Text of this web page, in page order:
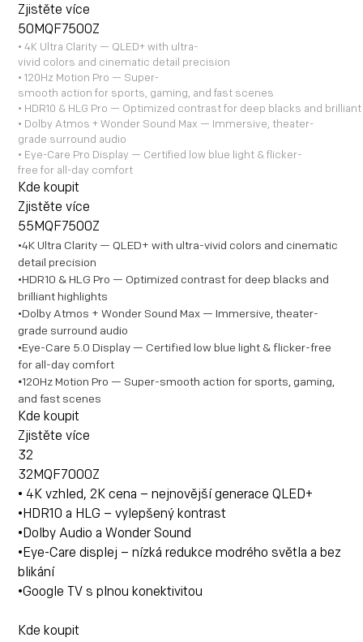
Zjistěte více
50MQF7500Z
• 4K Ultra Clarity — QLED+ with ultra-
vivid colors and cinematic detail precision
• 120Hz Motion Pro — Super-
smooth action for sports, gaming, and fast scenes
• HDR10 & HLG Pro — Optimized contrast for deep blacks and
• Dolby Atmos + Wonder Sound Max — Immersive, theater-
grade surround audio
• Eye-Care Pro Display — Certified low blue light & flicker-
free for all-day comfort
Kde koupit
Zjistěte více
55MQF7500Z
•4K Ultra Clarity — QLED+ with ultra-vivid colors and cinematic
detail precision
•HDR10 & HLG Pro — Optimized contrast for deep blacks and
brilliant highlights
•Dolby Atmos + Wonder Sound Max — Immersive, theater-
grade surround audio
•Eye-Care 5.0 Display — Certified low blue light & flicker-free
for all-day comfort
•120Hz Motion Pro — Super-smooth action for sports, gaming,
and fast scenes
Kde koupit
Zjistěte více
32
32MQF7000Z
• 4K vzhled, 2K cena – nejnovější generace QLED+
•HDR10 a HLG – vylepšený kontrast
•Dolby Audio a Wonder Sound
•Eye-Care displej – nízká redukce modrého světla a bez
blikání
•Google TV s plnou konektivitou
Kde koupit